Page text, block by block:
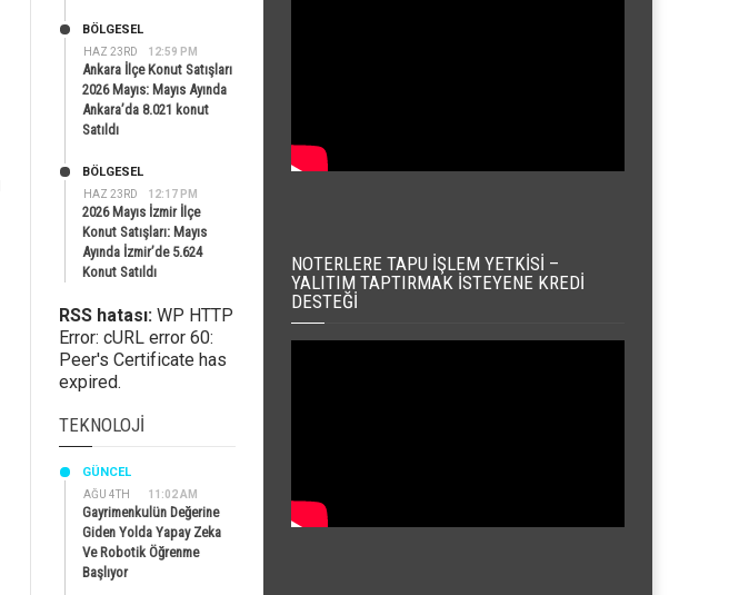
HAZ 23RD 12:59 PM
BÖLGESEL
Ankara İlçe Konut Satışları
2026 Mayıs: Mayıs Ayında
Ankara’da 8.021 konut
Satıldı
HAZ 23RD 12:17 PM
BÖLGESEL
2026 Mayıs İzmir İlçe
Konut Satışları: Mayıs
Ayında İzmir’de 5.624
Konut Satıldı
RSS hatası: WP HTTP
Error: cURL error 60:
Peer's Certificate has
expired.
TEKNOLOJI
AĞU 4TH 11:02 AM
GÜNCEL
Gayrimenkulün Değerine
Giden Yolda Yapay Zeka
Ve Robotik Öğrenme
Başlıyor
NOTERLERE TAPU İŞLEM YETKISI –
YALITIM TAPTIRMAK İSTEYENE KREDI
DESTEĞI